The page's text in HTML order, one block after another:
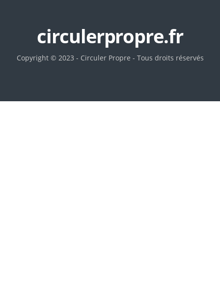
circulerpropre.fr
Copyright © 2023 - Circuler Propre - Tous droits réservés